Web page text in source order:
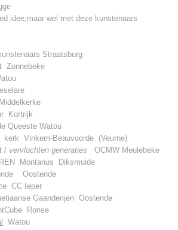
idee,maar wel met deze kunstenaars
Straatsburg
Zonnebeke
Kortrijk
Queeste Watou
kerk Vinkem-Beauvoorde (Veurne)
/ vervlochten generaties OCMW Meulebeke
Montanus Diksmuide
Oostende
CC Ieper
Gaanderijen Oostende
Ronse
Watou